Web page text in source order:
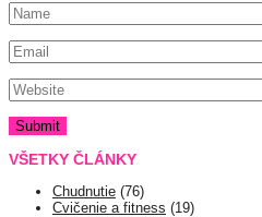
VŠETKY ČLÁNKY
Chudnutie (76)
Cvičenie a fitness (19)